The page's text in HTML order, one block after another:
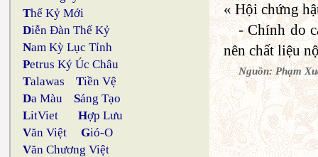
Thế Kỷ Mới
Diễn Đàn Thế Kỷ
Nam Kỳ Lục Tỉnh
Petrus Ký Úc Châu
Talawas Tiền Vệ
Da Màu Sáng Tạo
LitViet Hợp Lưu
Văn Việt Gió-O
Văn Chương Việt
« Hội chứng
- Chính do
nên chất liệu
Nguồn: Phạm